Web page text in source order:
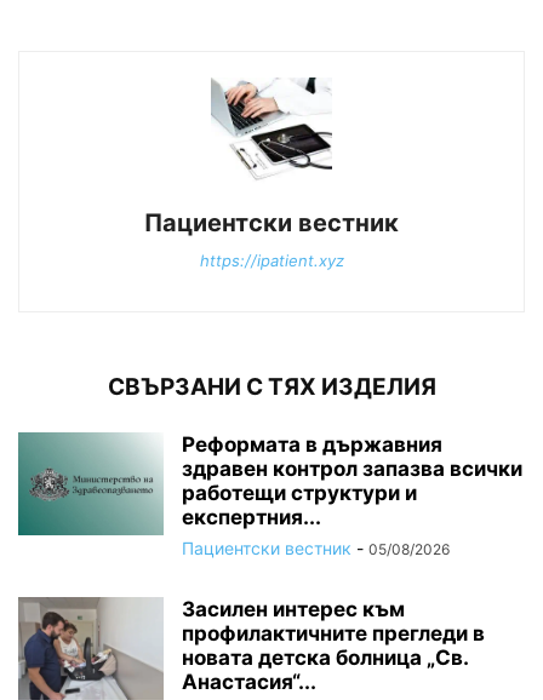
Пациентски вестник
https://ipatient.xyz
СВЪРЗАНИ С ТЯХ ИЗДЕЛИЯ
Реформата в държавния
здравен контрол запазва всички
работещи структури и
експертния...
Пациентски вестник - 05/08/2026
Засилен интерес към
профилактичните прегледи в
новата детска болница „Св.
Анастасия“...